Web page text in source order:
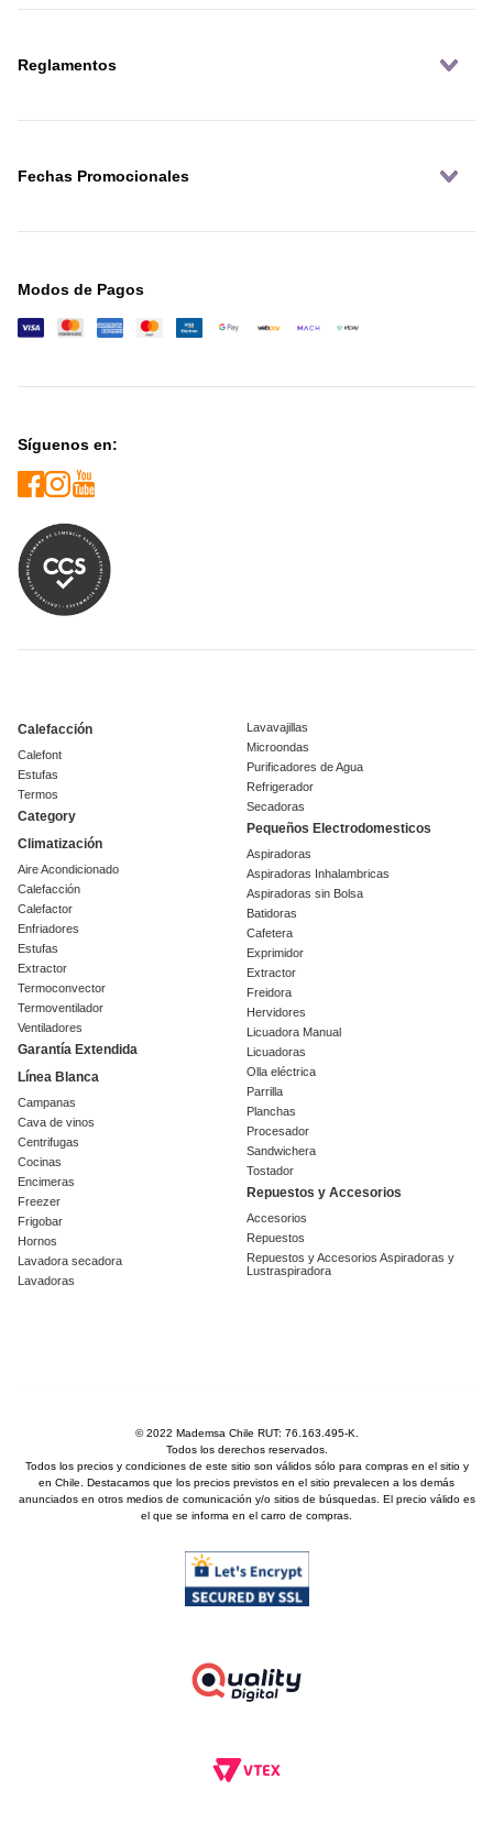
Reglamentos
Fechas Promocionales
Modos de Pagos
Síguenos en:
Calefacción
Calefont
Estufas
Termos
Category
Climatización
Aire Acondicionado
Calefacción
Calefactor
Enfriadores
Estufas
Extractor
Termoconvector
Termoventilador
Ventiladores
Garantía Extendida
Línea Blanca
Campanas
Cava de vinos
Centrifugas
Cocinas
Encimeras
Freezer
Frigobar
Hornos
Lavadora secadora
Lavadoras
Lavavajillas
Microondas
Purificadores de Agua
Refrigerador
Secadoras
Pequeños Electrodomesticos
Aspiradoras
Aspiradoras Inhalambricas
Aspiradoras sin Bolsa
Batidoras
Cafetera
Exprimidor
Extractor
Freidora
Hervidores
Licuadora Manual
Licuadoras
Olla eléctrica
Parrilla
Planchas
Procesador
Sandwichera
Tostador
Repuestos y Accesorios
Accesorios
Repuestos
Repuestos y Accesorios Aspiradoras y
Lustraspiradora
© 2022 Mademsa Chile RUT: 76.163.495-K.
Todos los derechos reservados.
Todos los precios y condiciones de este sitio son válidos sólo para compras en el sitio y
en Chile. Destacamos que los precios previstos en el sitio prevalecen a los demás
anunciados en otros medios de comunicación y/o sitios de búsquedas. El precio válido es
el que se informa en el carro de compras.